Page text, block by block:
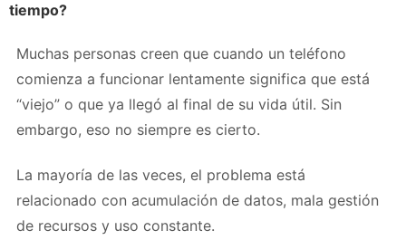
tiempo?
Muchas personas creen que cuando un teléfono
comienza a funcionar lentamente significa que está
“viejo” o que ya llegó al final de su vida útil. Sin
embargo, eso no siempre es cierto.
La mayoría de las veces, el problema está
relacionado con acumulación de datos, mala gestión
de recursos y uso constante.